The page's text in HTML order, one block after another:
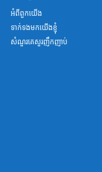
អំពីពួកយើង
ទាក់ទងមកយើងខ្ញុំ
សំណួរគេសួរញឹកញាប់